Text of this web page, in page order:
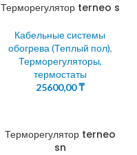
Терморегулятор terneo s
Кабельные системы
обогрева (Теплый пол),
Терморегуляторы,
термостаты
25600,00₸
Терморегулятор terneo
sn